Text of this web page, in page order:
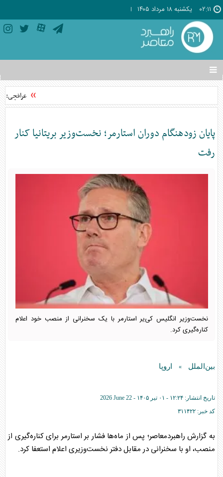
۰۲:۱۱ يکشنبه ۱۸ مرداد ۱۴۰۵
تغییر
وضعیت
منوی
ها
عراقچی: توافق با
پایان زودهنگام دوران استارمر؛ نخست‌وزیر بریتانیا کنار
رفت
نخست‌وزیر انگلیس کی‌یر استارمر با یک سخنرانی از منصب خود اعلام
کناره‌گیری کرد.
بین‌الملل » اروپا
تاریخ انتشار: ۱۲:۲۴ - ۰۱ تير ۱۴۰۵ -
2026 June 22
کد خبر: ۳۱۱۴۲۲
به گزارش راهبردمعاصر؛ پس از ماه‌ها فشار بر استارمر برای کناره‌گیری از
منصب، او با سخنرانی در مقابل دفتر نخست‌وزیری اعلام استعفا کرد.